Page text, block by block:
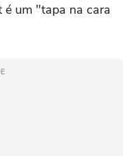
é um "tapa na cara